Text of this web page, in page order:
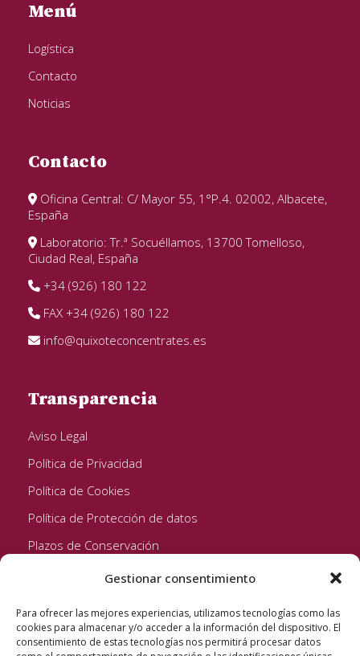
Gestionar consentimiento
Para ofrecer las mejores experiencias, utilizamos tecnologías como las
cookies para almacenar y/o acceder a la información del dispositivo. El
consentimiento de estas tecnologías nos permitirá procesar datos
Menú
Logística
Contacto
Noticias
Contacto
Oficina Central: C/ Mayor 55, 1°P.4. 02002, Albacete,
España
Laboratorio: Tr.ª Socuéllamos, 13700 Tomelloso,
Ciudad Real, España
+34 (926) 180 122
FAX +34 (926) 180 122
info@quixoteconcentrates.es
Transparencia
Aviso Legal
Política de Privacidad
Política de Cookies
Política de Protección de datos
Plazos de Conservación
Seguinos!